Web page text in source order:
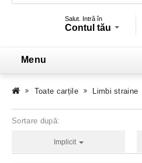
Salut. Intră în
Contul tău
Menu
Toate carțile Limbi straine
Sortare după:
Implicit